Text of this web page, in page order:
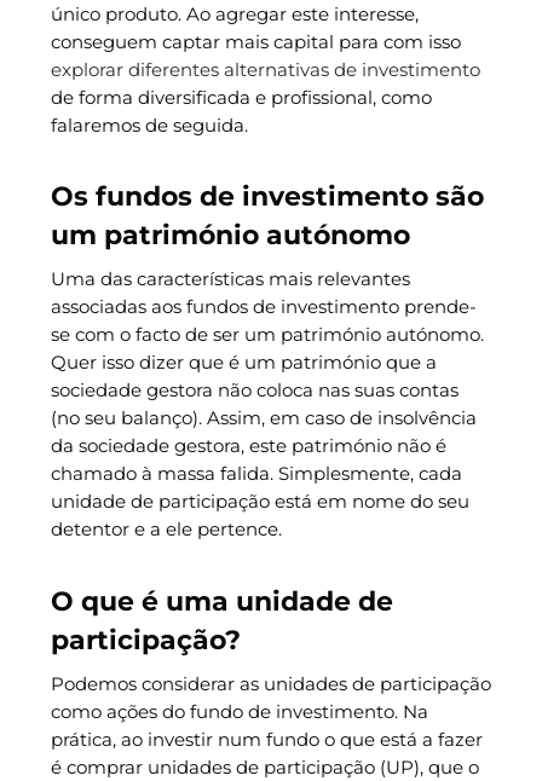
único produto. Ao agregar este interesse,
conseguem captar mais capital para com isso
explorar diferentes alternativas de investimento
de forma diversificada e profissional, como
falaremos de seguida.
Os fundos de investimento são
um património autónomo
Uma das características mais relevantes
associadas aos fundos de investimento prende-
se com o facto de ser um património autónomo.
Quer isso dizer que é um património que a
sociedade gestora não coloca nas suas contas
(no seu balanço). Assim, em caso de insolvência
da sociedade gestora, este património não é
chamado à massa falida. Simplesmente, cada
unidade de participação está em nome do seu
detentor e a ele pertence.
O que é uma unidade de
participação?
Podemos considerar as unidades de participação
como ações do fundo de investimento. Na
prática, ao investir num fundo o que está a fazer
é comprar unidades de participação (UP), que o